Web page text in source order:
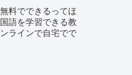
料でできるってほ
語を学習できる教
ラインで自宅でで